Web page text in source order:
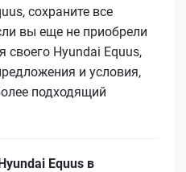
сохраните все
вы еще не приобрели
своего Hyundai Equus,
и условия,
подходящий
Equus в